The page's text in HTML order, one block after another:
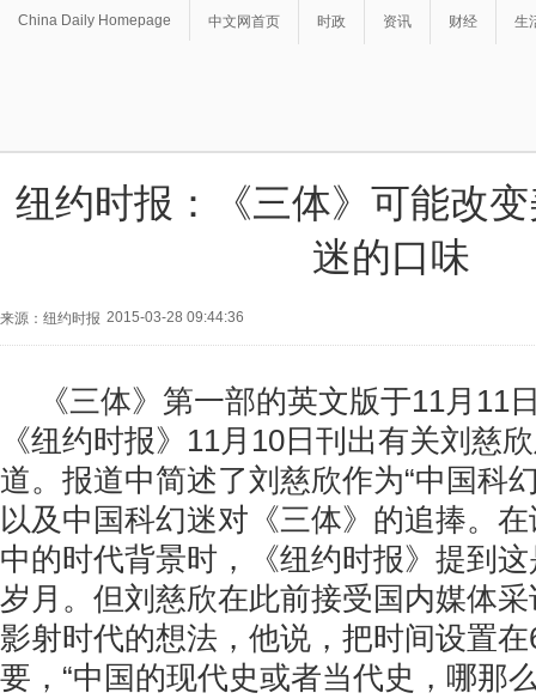
China Daily Homepage 中文网首页 时政 资讯 财经 生
纽约时报：《三体》可能改
迷的口味
来源：纽约时报 2015-03-28 09:44:36
《三体》第一部的英文版于11月11
《纽约时报》11月10日刊出有关刘慈
道。报道中简述了刘慈欣作为“中国科
以及中国科幻迷对《三体》的追捧。
中的时代背景时，《纽约时报》提到这
岁月。但刘慈欣在此前接受国内媒体
影射时代的想法，他说，把时间设置
要，“中国的现代史或者当代史，哪那